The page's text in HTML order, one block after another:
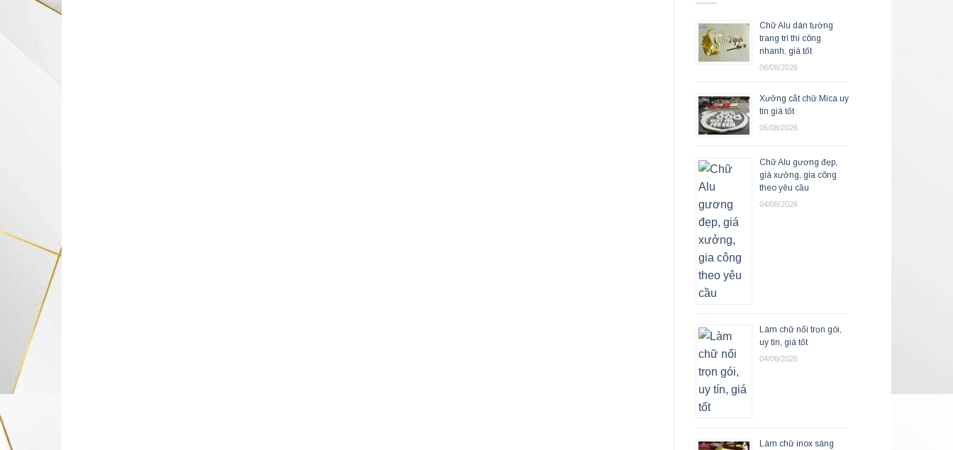
Chữ Alu dán tường
trang trí thi công
nhanh, giá tốt
06/08/2026
Xưởng cắt chữ Mica uy
tín giá tốt
06/08/2026
Chữ Alu gương đẹp,
giá xưởng, gia công
theo yêu cầu
04/08/2026
Làm chữ nổi trọn gói,
uy tín, giá tốt
04/08/2026
Làm chữ inox sáng